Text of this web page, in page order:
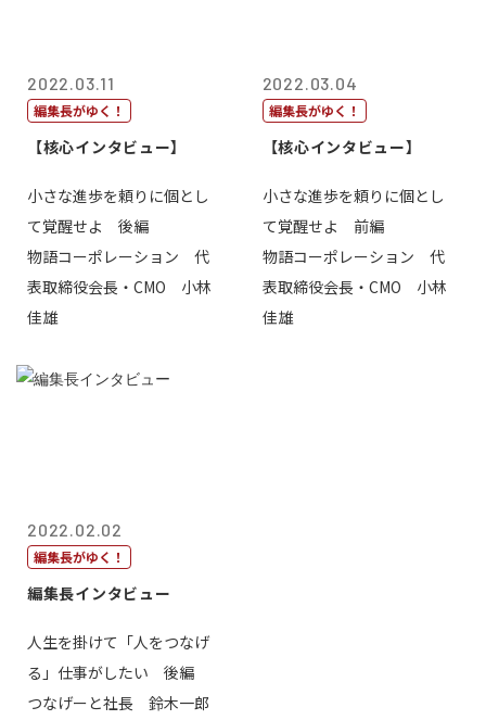
2022.03.11
編集長がゆく！
【核心インタビュー】
小さな進歩を頼りに個とし
て覚醒せよ 後編
物語コーポレーション 代
表取締役会長・CMO 小林
佳雄
2022.03.04
編集長がゆく！
【核心インタビュー】
小さな進歩を頼りに個とし
て覚醒せよ 前編
物語コーポレーション 代
表取締役会長・CMO 小林
佳雄
2022.02.02
編集長がゆく！
編集長インタビュー
人生を掛けて「人をつなげ
る」仕事がしたい 後編
つなげーと社長 鈴木一郎